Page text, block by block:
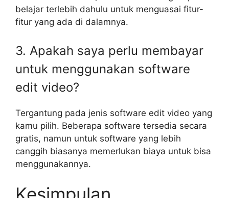
belajar terlebih dahulu untuk menguasai fitur-
fitur yang ada di dalamnya.
3. Apakah saya perlu membayar
untuk menggunakan software
edit video?
Tergantung pada jenis software edit video yang
kamu pilih. Beberapa software tersedia secara
gratis, namun untuk software yang lebih
canggih biasanya memerlukan biaya untuk bisa
menggunakannya.